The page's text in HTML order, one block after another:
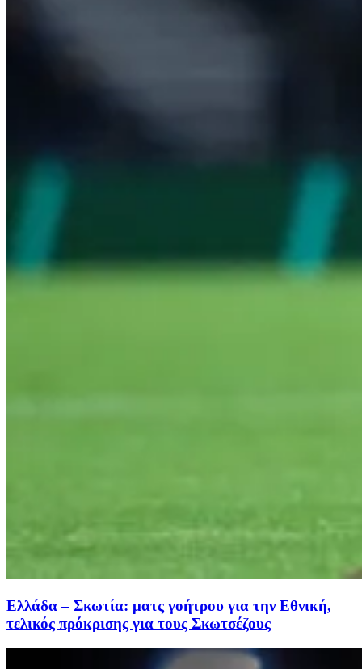
Ελλάδα – Σκωτία: ματς γοήτρου για την Εθνική,
τελικός πρόκρισης για τους Σκωτσέζους